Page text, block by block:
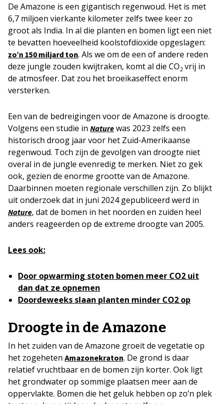
De Amazone is een gigantisch regenwoud. Het is met
6,7 miljoen vierkante kilometer zelfs twee keer zo
groot als India. In al die planten en bomen ligt een niet
te bevatten hoeveelheid koolstofdioxide opgeslagen:
zo’n 150 miljard ton. Als we om de een of andere reden
deze jungle zouden kwijtraken, komt al die CO2 vrij in
de atmosfeer. Dat zou het broeikaseffect enorm
versterken.
Een van de bedreigingen voor de Amazone is droogte.
Volgens een studie in Nature was 2023 zelfs een
historisch droog jaar voor het Zuid-Amerikaanse
regenwoud. Toch zijn de gevolgen van droogte niet
overal in de jungle evenredig te merken. Niet zo gek
ook, gezien de enorme grootte van de Amazone.
Daarbinnen moeten regionale verschillen zijn. Zo blijkt
uit onderzoek dat in juni 2024 gepubliceerd werd in
Nature, dat de bomen in het noorden en zuiden heel
anders reageerden op de extreme droogte van 2005.
Lees ook:
Door opwarming stoten bomen meer CO2 uit
dan dat ze opnemen
Doordeweeks slaan planten minder CO2 op
Droogte in de Amazone
In het zuiden van de Amazone groeit de vegetatie op
het zogeheten Amazonekraton. De grond is daar
relatief vruchtbaar en de bomen zijn korter. Ook ligt
het grondwater op sommige plaatsen meer aan de
oppervlakte. Bomen die het geluk hebben op zo’n plek